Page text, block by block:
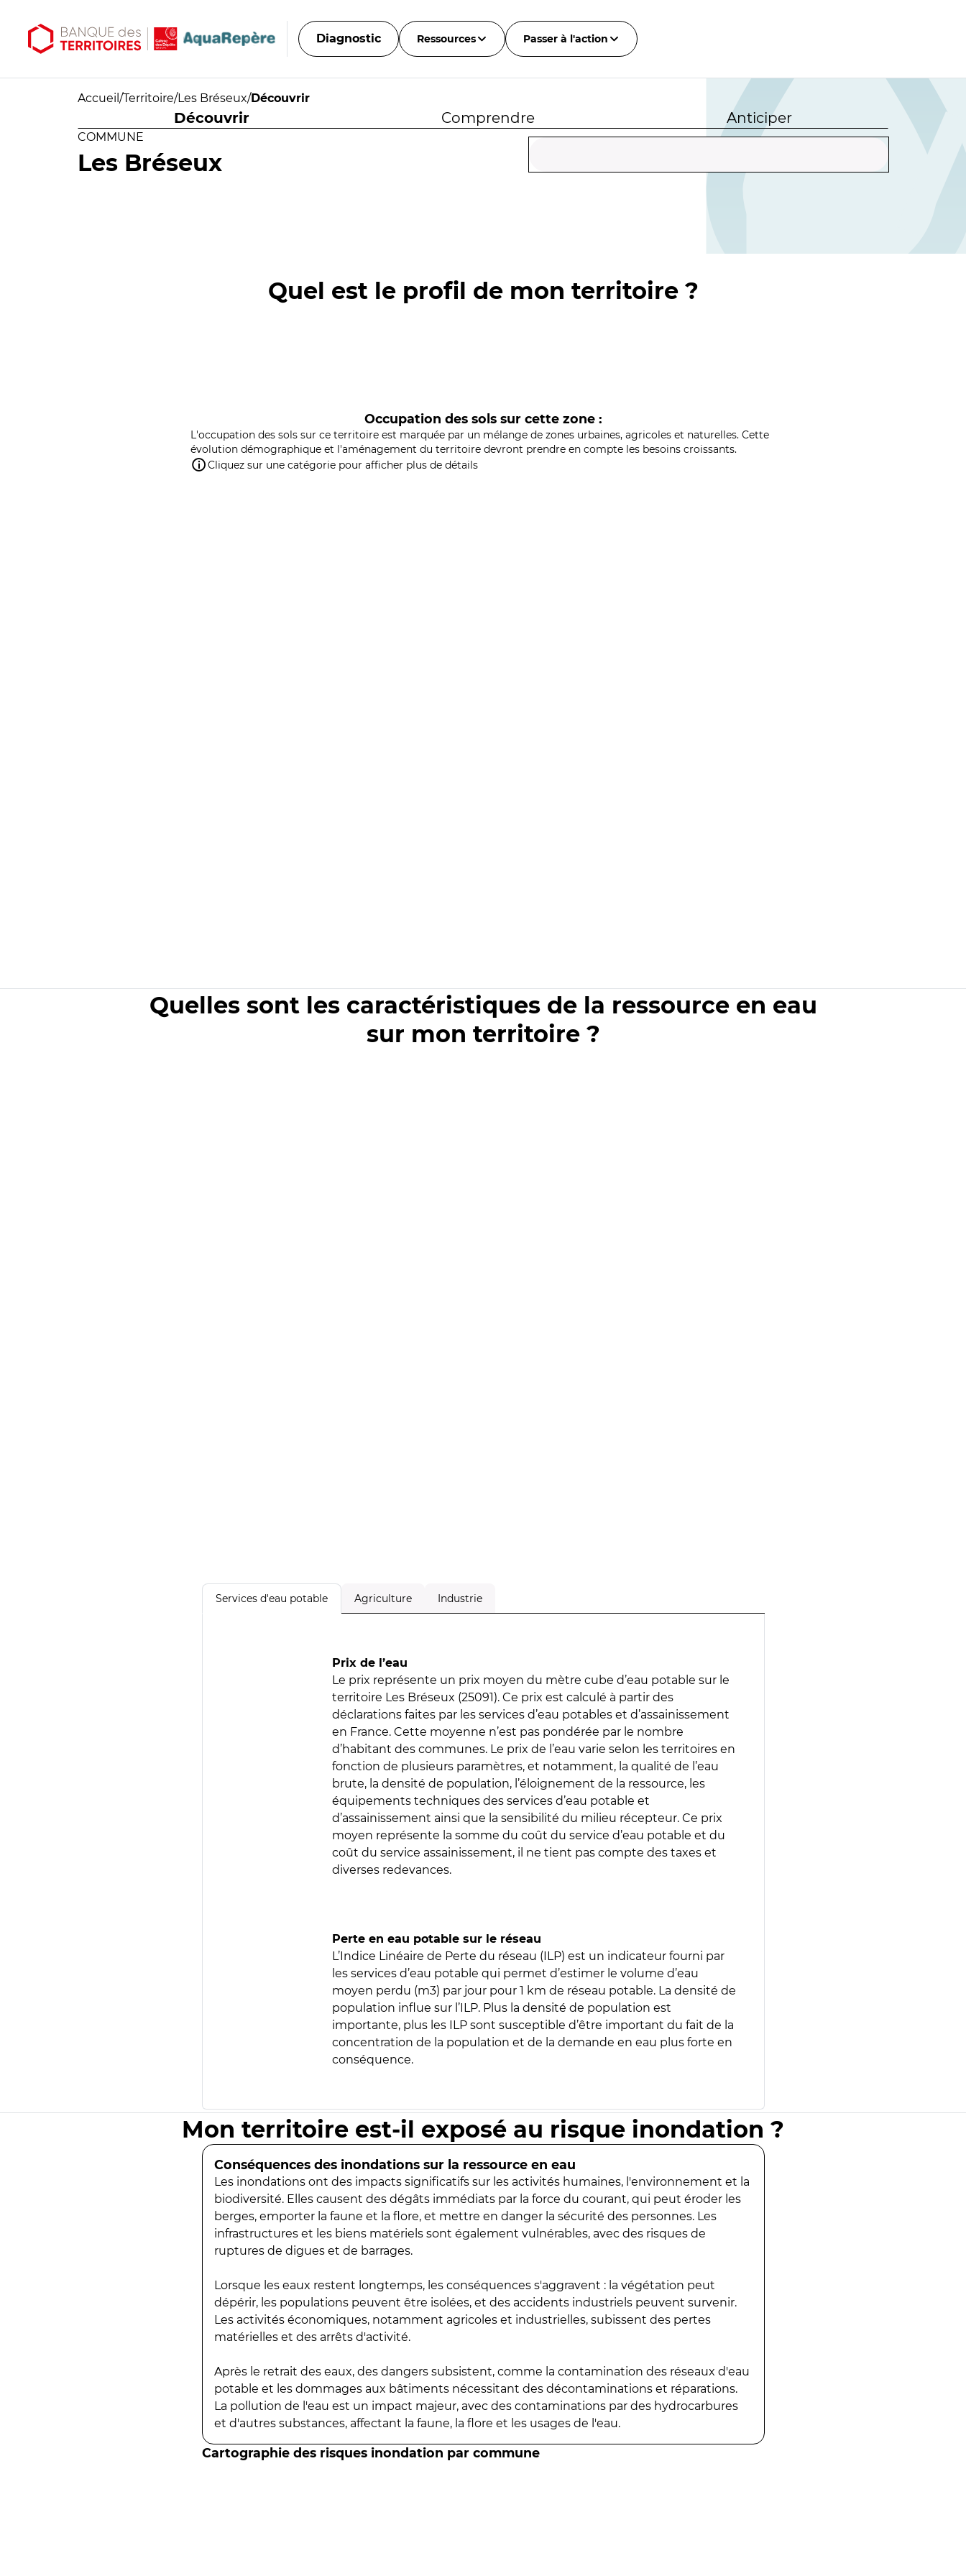
Diagnostic Ressources Passer à l'action
Accueil /Territoire/Les Bréseux/Découvrir
Découvrir Comprendre Anticiper
COMMUNE
Les Bréseux
Quel est le profil de mon territoire ?
Occupation des sols sur cette zone :
L'occupation des sols sur ce territoire est marquée par un mélange de zones urbaines, agricoles et naturelles. Cette
évolution démographique et l'aménagement du territoire devront prendre en compte les besoins croissants.
Cliquez sur une catégorie pour afficher plus de détails
Quelles sont les caractéristiques de la ressource en eau
sur mon territoire ?
Services d'eau potable Agriculture Industrie
Prix de l’eau
Le prix représente un prix moyen du mètre cube d’eau potable sur le
territoire Les Bréseux (25091). Ce prix est calculé à partir des
déclarations faites par les services d’eau potables et d’assainissement
en France. Cette moyenne n’est pas pondérée par le nombre
d’habitant des communes. Le prix de l’eau varie selon les territoires en
fonction de plusieurs paramètres, et notamment, la qualité de l’eau
brute, la densité de population, l’éloignement de la ressource, les
équipements techniques des services d’eau potable et
d’assainissement ainsi que la sensibilité du milieu récepteur. Ce prix
moyen représente la somme du coût du service d’eau potable et du
coût du service assainissement, il ne tient pas compte des taxes et
diverses redevances.
Perte en eau potable sur le réseau
L’Indice Linéaire de Perte du réseau (ILP) est un indicateur fourni par
les services d’eau potable qui permet d’estimer le volume d’eau
moyen perdu (m3) par jour pour 1 km de réseau potable. La densité de
population influe sur l’ILP. Plus la densité de population est
importante, plus les ILP sont susceptible d’être important du fait de la
concentration de la population et de la demande en eau plus forte en
conséquence.
Mon territoire est-il exposé au risque inondation ?
Conséquences des inondations sur la ressource en eau
Les inondations ont des impacts significatifs sur les activités humaines, l'environnement et la
biodiversité. Elles causent des dégâts immédiats par la force du courant, qui peut éroder les
berges, emporter la faune et la flore, et mettre en danger la sécurité des personnes. Les
infrastructures et les biens matériels sont également vulnérables, avec des risques de
ruptures de digues et de barrages.
Lorsque les eaux restent longtemps, les conséquences s'aggravent : la végétation peut
dépérir, les populations peuvent être isolées, et des accidents industriels peuvent survenir.
Les activités économiques, notamment agricoles et industrielles, subissent des pertes
matérielles et des arrêts d'activité.
Après le retrait des eaux, des dangers subsistent, comme la contamination des réseaux d'eau
potable et les dommages aux bâtiments nécessitant des décontaminations et réparations.
La pollution de l'eau est un impact majeur, avec des contaminations par des hydrocarbures
et d'autres substances, affectant la faune, la flore et les usages de l'eau.
Cartographie des risques inondation par commune